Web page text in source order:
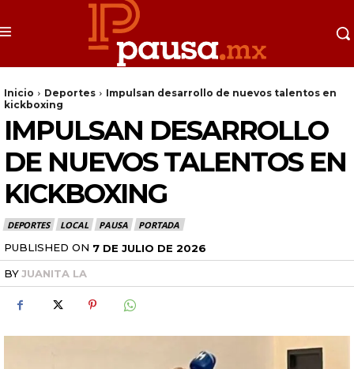
Inicio Deportes
Impulsan desarrollo de nuevos talentos en
kickboxing
IMPULSAN DESARROLLO
DE NUEVOS TALENTOS EN
KICKBOXING
DEPORTES LOCAL PAUSA PORTADA
PUBLISHED ON 7 DE JULIO DE 2026
BYJUANITA LA